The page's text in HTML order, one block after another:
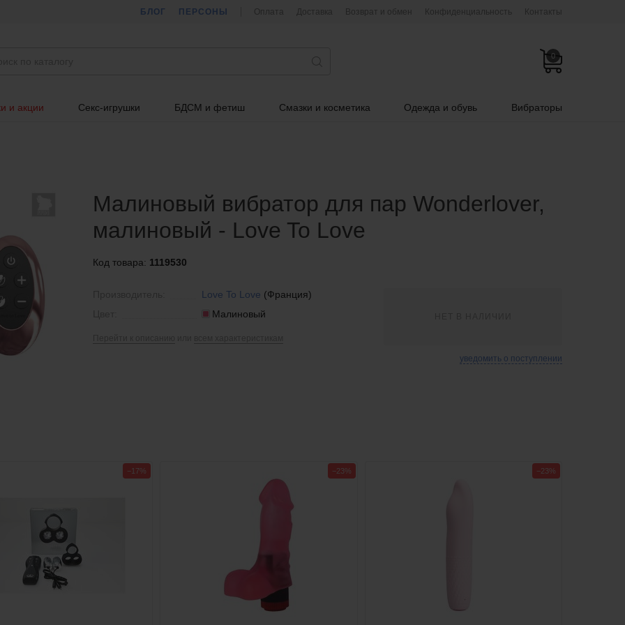
БЛОГ ПЕРСОНЫ Оплата Доставка Возврат и обмен Конфиденциальность Контакты
0
и акции Секс-игрушки БДСМ и фетиш Смазки и косметика Одежда и обувь Вибраторы
Малиновый вибратор для пар Wonderlover,
малиновый - Love To Love
Код товара: 1119530
Love To Love (Франция)
Малиновый
уведомить о поступлении
−17% −23% −23%